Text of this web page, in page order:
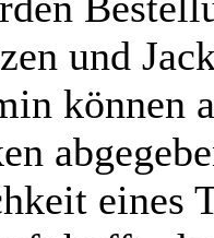
und
können
eines